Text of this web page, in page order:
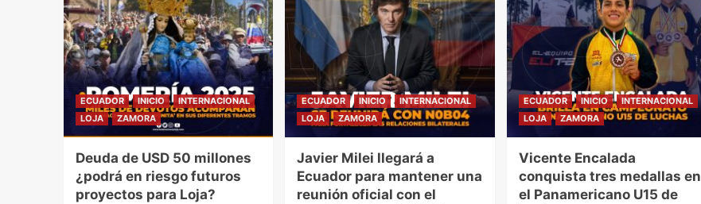
ECUADOR INICIO
INTERNACIONAL
LOJA
ZAMORA
Deuda de USD 50 millones
¿podrá en riesgo futuros
proyectos para Loja?
ECUADOR INICIO
INTERNACIONAL
LOJA
ZAMORA
Javier Milei llegará a
Ecuador para mantener una
reunión oficial con el
ECUADOR INICIO
INTERNACIONAL
LOJA
ZAMORA
Vicente Encalada
conquista tres medallas en
el Panamericano U15 de